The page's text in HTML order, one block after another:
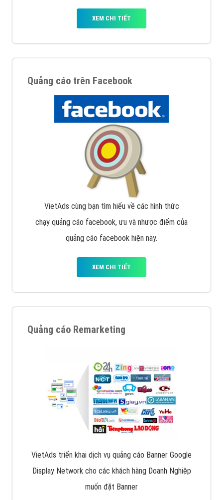
XEM CHI TIẾT
Quảng cáo trên Facebook
VietAds cùng bạn tìm hiểu về các hình thức
chạy quảng cáo facebook, ưu và nhược điểm của
quảng cáo facebook hiện nay.
XEM CHI TIẾT
Quảng cáo Remarketing
VietAds triển khai dịch vụ quảng cáo Banner Google
Display Network cho các khách hàng Doanh Nghiệp
muốn đặt Banner